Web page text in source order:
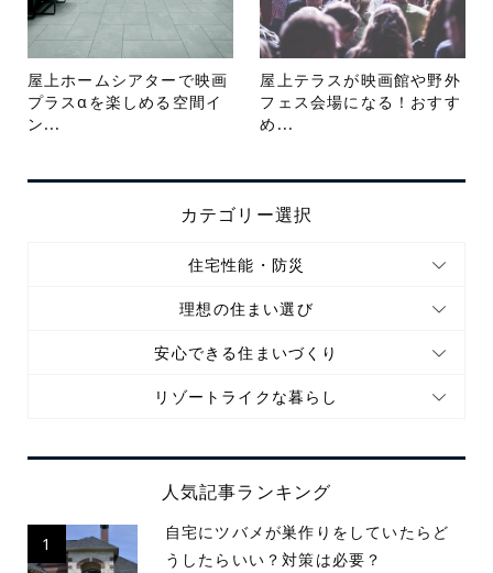
屋上ホームシアターで映画
プラスαを楽しめる空間イ
ン...
屋上テラスが映画館や野外
フェス会場になる！おすす
め...
カテゴリー選択
住宅性能・防災
理想の住まい選び
安心できる住まいづくり
リゾートライクな暮らし
人気記事ランキング
1
自宅にツバメが巣作りをしていたらど
うしたらいい？対策は必要？